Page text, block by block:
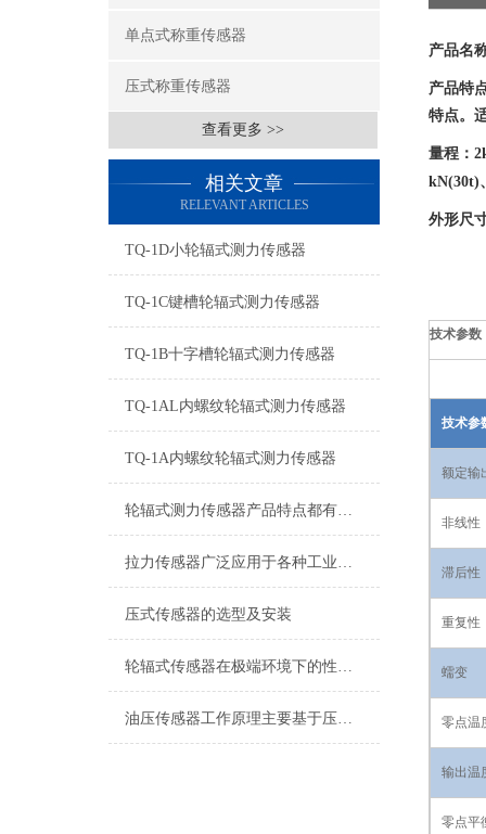
单点式称重传感器
压式称重传感器
查看更多 >>
相关文章
RELEVANT ARTICLES
TQ-1D小轮辐式测力传感器
TQ-1C键槽轮辐式测力传感器
TQ-1B十字槽轮辐式测力传感器
TQ-1AL内螺纹轮辐式测力传感器
TQ-1A内螺纹轮辐式测力传感器
轮辐式测力传感器产品特点都有哪些？
拉力传感器广泛应用于各种工业领域
压式传感器的选型及安装
轮辐式传感器在极端环境下的性能表现如何？
油压传感器工作原理主要基于压阻效应或压电效应
产品名
产品特
特点。
量程：
kN(30t)
外形尺
技术参数
技术参
额定输
非线性
滞后性
重复性
蠕变
零点温
输出温
零点平